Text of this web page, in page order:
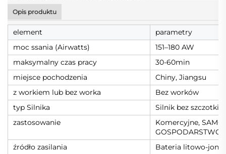
Opis produktu
element
parametry
moc ssania (Airwatts)
151–180 AW
maksymalny czas pracy
30-60min
miejsce pochodzenia
Chiny, Jiangsu
z workiem lub bez worka
Bez worków
typ Silnika
Silnik bez szczotki
zastosowanie
Komercyjne,
GOSPODARSTWO
źródło zasilania
Bateria litowo-